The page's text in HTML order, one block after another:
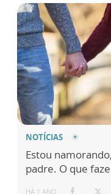
NOTÍCIAS
Estou
padre. O que
HÁ 1 ANO